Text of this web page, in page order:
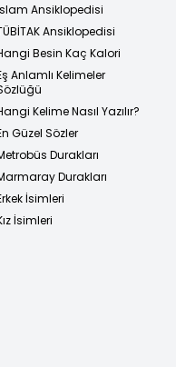
Ansiklopedisi
Ansiklopedisi
Besin Kaç Kalori
Anlamlı Kelimeler
Kelime Nasıl Yazılır?
Güzel Sözler
Durakları
Durakları
İsimleri
İsimleri